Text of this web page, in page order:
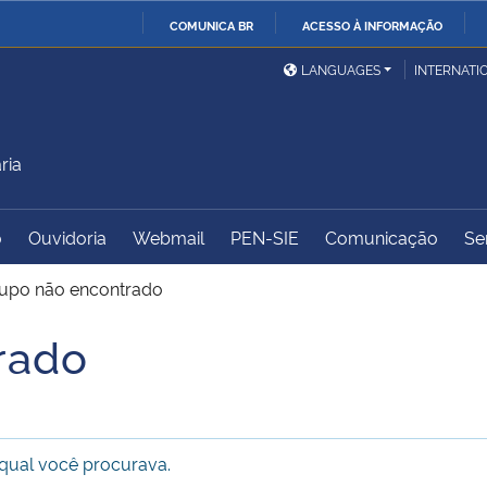
COMUNICA BR ACESSO À INFORMAÇÃO
Ministério da Defesa
Ministério das Relações
Exteriores
Ministério do
Desenvolvimento Regional
Controladoria-Geral da
Advocacia-Geral da União
LANGUAGES
Ouvidoria Webmail PEN-SIE Comunicação
não encontrado
você procurava.